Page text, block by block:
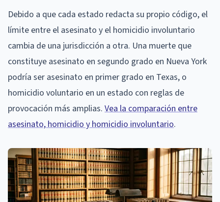
Debido a que cada estado redacta su propio código, el
límite entre el asesinato y el homicidio involuntario
cambia de una jurisdicción a otra. Una muerte que
constituye asesinato en segundo grado en Nueva York
podría ser asesinato en primer grado en Texas, o
homicidio voluntario en un estado con reglas de
provocación más amplias. Vea la comparación entre
asesinato, homicidio y homicidio involuntario.